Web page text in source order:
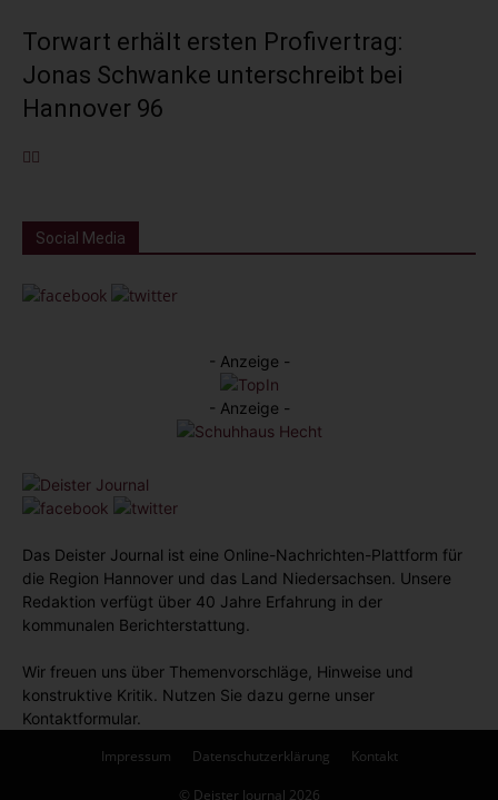
Torwart erhält ersten Profivertrag:
Jonas Schwanke unterschreibt bei
Hannover 96
Social Media
- Anzeige -
- Anzeige -
Das Deister Journal ist eine Online-Nachrichten-Plattform für
die Region Hannover und das Land Niedersachsen. Unsere
Redaktion verfügt über 40 Jahre Erfahrung in der
kommunalen Berichterstattung.
Wir freuen uns über Themenvorschläge, Hinweise und
konstruktive Kritik. Nutzen Sie dazu gerne unser
Kontaktformular.
Impressum
Datenschutzerklärung Kontakt
© Deister Journal 2026